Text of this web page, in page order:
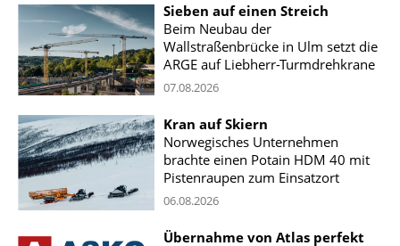
Sieben auf einen Streich
Beim Neubau der
Wallstraßenbrücke in Ulm setzt die
ARGE auf Liebherr-Turmdrehkrane
07.08.2026
Kran auf Skiern
Norwegisches Unternehmen
brachte einen Potain HDM 40 mit
Pistenraupen zum Einsatzort
06.08.2026
Übernahme von Atlas perfekt